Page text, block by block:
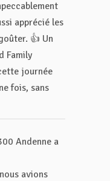
apprécié les
👍 Un
Family
journée
fois, sans
Andenne a
avions